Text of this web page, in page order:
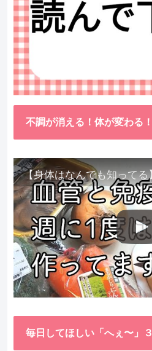
不調が消える！体が変わる
毎日してほしい「へぇ〜」